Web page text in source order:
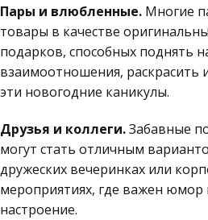
Пары и влюбленные. Многие
товары в качестве
подарков, способных поднять
взаимоотношения,
эти новогодние каникулы.
Друзья и коллеги.Забавные
могут стать отличным
дружеских вечеринках или
мероприятиях, где важен юмор
настроение.